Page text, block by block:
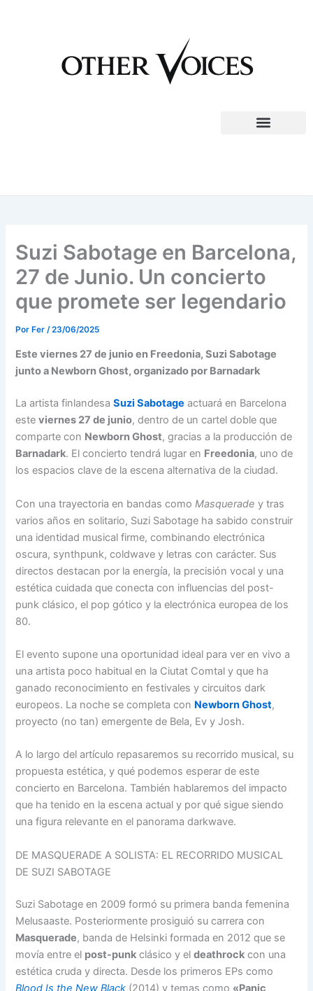
Suzi Sabotage en Barcelona,
27 de Junio. Un concierto
que promete ser legendario
PorFer/23/06/2025
Este viernes 27 de junio en Freedonia, Suzi Sabotage
junto a Newborn Ghost, organizado por Barnadark
La artista finlandesaSuzi Sabotage actuará en Barcelona
esteviernes 27 de junio, dentro de un cartel doble que
comparte con Newborn Ghost, gracias a la producción de
Barnadark. El concierto tendrá lugar en Freedonia, uno de
los espacios clave de la escena alternativa de la ciudad.
Con una trayectoria en bandas comoMasquerade y tras
varios años en solitario, Suzi Sabotage ha sabido construir
una identidad musical firme, combinando electrónica
oscura, synthpunk, coldwave y letras con carácter. Sus
directos destacan por la energía, la precisión vocal y una
estética cuidada que conecta con influencias del post-
punk clásico, el pop gótico y la electrónica europea de los
80.
El evento supone una oportunidad ideal para ver en vivo a
una artista poco habitual en la Ciutat Comtal y que ha
ganado reconocimiento en festivales y circuitos dark
europeos. La noche se completa con Newborn Ghost,
proyecto (no tan) emergente de Bela, Ev y Josh.
A lo largo del artículo repasaremos su recorrido musical, su
propuesta estética, y qué podemos esperar de este
concierto en Barcelona. También hablaremos del impacto
que ha tenido en la escena actual y por qué sigue siendo
una figura relevante en el panorama darkwave.
DE MASQUERADE A SOLISTA: EL RECORRIDO MUSICAL
DE SUZI SABOTAGE
Suzi Sabotage en 2009 formó su primera banda femenina
Melusaaste. Posteriormente prosiguió su carrera con
Masquerade, banda de Helsinki formada en 2012 que se
movía entre el post-punk clásico y eldeathrock con una
estética cruda y directa. Desde los primeros EPs como
Blood Is the New Black (2014) y temas como «Panic